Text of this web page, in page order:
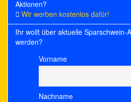
Aktionen?
Wir werben kostenlos dafür!
Ihr wollt über aktuelle Sparschwein-
werden?
Vorname
Nachname